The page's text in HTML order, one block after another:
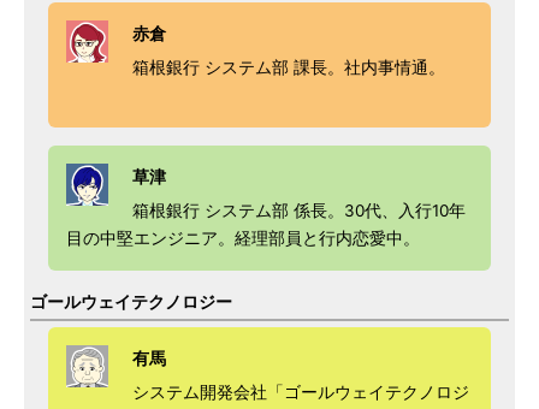
赤倉
箱根銀行 システム部 課長。社内事情通。
草津
箱根銀行 システム部 係長。30代、入行10年
目の中堅エンジニア。経理部員と行内恋愛中。
ゴールウェイテクノロジー
有馬
システム開発会社「ゴールウェイテクノロジ